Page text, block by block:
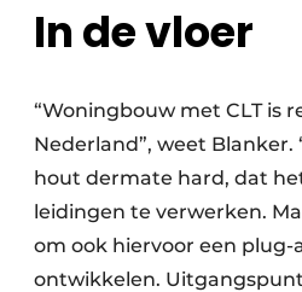
In de vloer
“Woningbouw met CLT is
Nederland”, weet Blanker.
hout dermate hard, dat
leidingen te verwerken.
om ook hiervoor een plug-
ontwikkelen.